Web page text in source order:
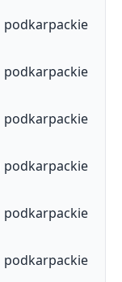
podkarpackie
podkarpackie
podkarpackie
podkarpackie
podkarpackie
podkarpackie